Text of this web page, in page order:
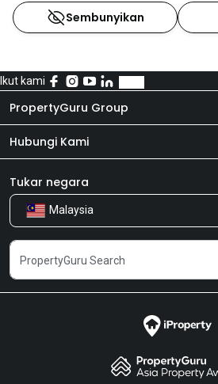
Sembunyikan
Ikut kami
PropertyGuru Group
Tentang kita
Produk kami
Kerjaya
Hubungi Kami
Bilik Berita
Kongsi Maklum Balas
Tukar negara
Malaysia